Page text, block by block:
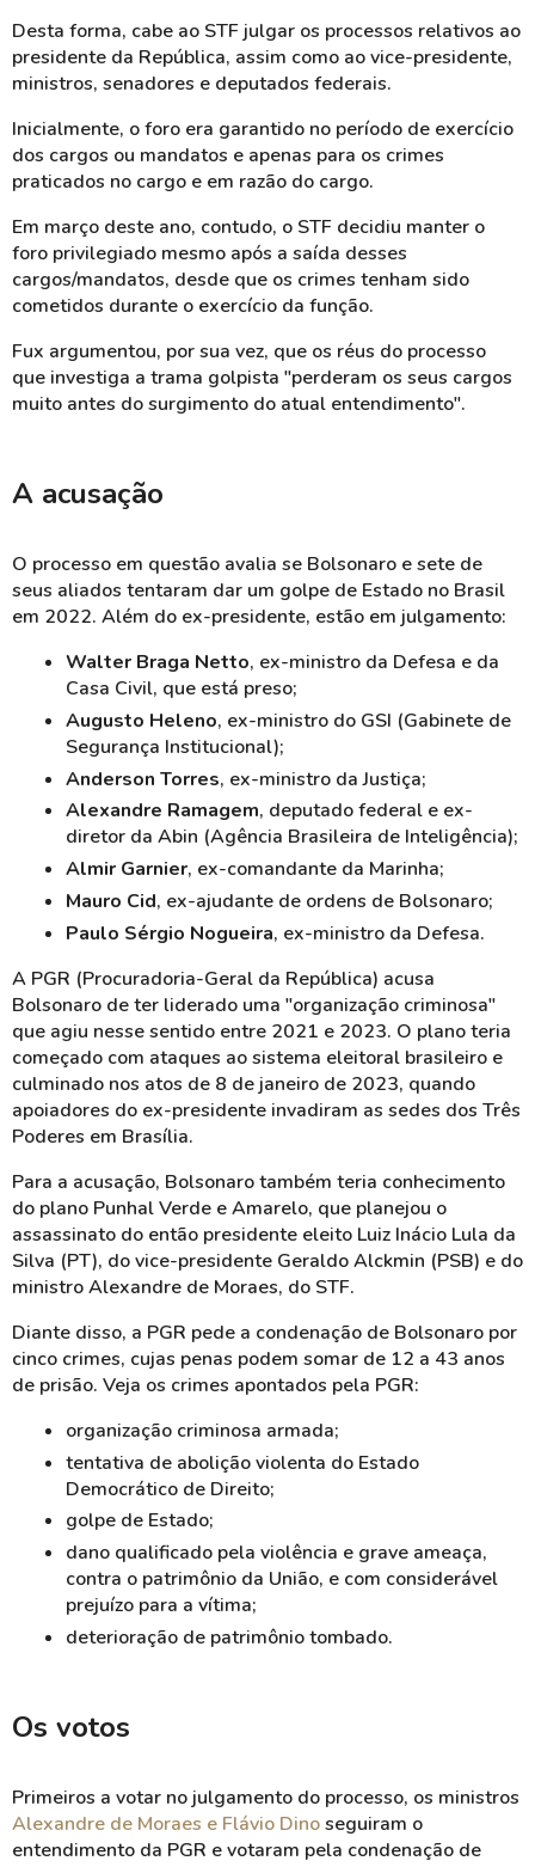
Desta forma, cabe ao STF julgar os processos relativos ao
presidente da República, assim como ao vice-presidente,
ministros, senadores e deputados federais.
Inicialmente, o foro era garantido no período de exercício
dos cargos ou mandatos e apenas para os crimes
praticados no cargo e em razão do cargo.
Em março deste ano, contudo, o STF decidiu manter o
foro privilegiado mesmo após a saída desses
cargos/mandatos, desde que os crimes tenham sido
cometidos durante o exercício da função.
Fux argumentou, por sua vez, que os réus do processo
que investiga a trama golpista "perderam os seus cargos
muito antes do surgimento do atual entendimento".
A acusação
O processo em questão avalia se Bolsonaro e sete de
seus aliados tentaram dar um golpe de Estado no Brasil
em 2022. Além do ex-presidente, estão em julgamento:
Walter Braga Netto, ex-ministro da Defesa e da
Casa Civil, que está preso;
Augusto Heleno, ex-ministro do GSI (Gabinete de
Segurança Institucional);
Anderson Torres, ex-ministro da Justiça;
Alexandre Ramagem, deputado federal e ex-
diretor da Abin (Agência Brasileira de Inteligência);
Almir Garnier, ex-comandante da Marinha;
Mauro Cid, ex-ajudantede ordens de Bolsonaro;
Paulo Sérgio Nogueira, ex-ministro da Defesa.
A PGR (Procuradoria-Geral da República) acusa
Bolsonaro de ter liderado uma "organização criminosa"
que agiu nesse sentido entre 2021 e 2023. O plano teria
começado com ataques ao sistema eleitoral brasileiro e
culminado nos atos de 8 de janeiro de 2023, quando
apoiadores do ex-presidente invadiram as sedes dos Três
Poderes em Brasília.
Para a acusação, Bolsonaro também teria conhecimento
do plano Punhal Verde e Amarelo, que planejou o
assassinato do então presidente eleito Luiz Inácio Lula da
Silva (PT), do vice-presidente Geraldo Alckmin (PSB) e do
ministro Alexandre de Moraes, do STF.
Diante disso, a PGR pede a condenação de Bolsonaro por
cinco crimes, cujas penas podem somar de 12 a 43 anos
de prisão. Veja os crimes apontados pela PGR:
organização criminosa armada;
tentativa de abolição violenta do Estado
Democrático de Direito;
golpe de Estado;
dano qualificado pela violência e grave ameaça,
contra o patrimônio da União, e com considerável
prejuízo para a vítima;
deterioração de patrimônio tombado.
Os votos
Primeiros a votar no julgamento do processo, os ministros
Alexandre de Moraes e Flávio Dinoseguiram o
entendimento da PGR e votaram pela condenação de